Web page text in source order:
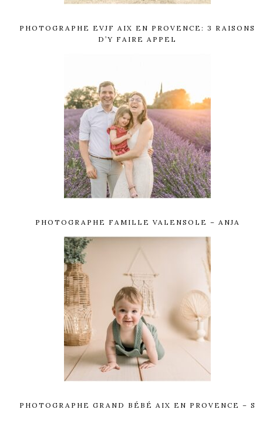
PHOTOGRAPHE EVJF AIX EN PROVENCE: 3 RAISONS
D’Y FAIRE APPEL
PHOTOGRAPHE FAMILLE VALENSOLE – ANJA
PHOTOGRAPHE GRAND BÉBÉ AIX EN PROVENCE – S